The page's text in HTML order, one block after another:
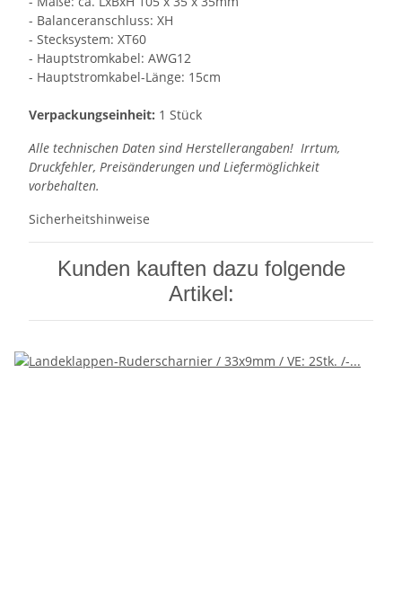
- Balanceranschluss: XH
- Stecksystem: XT60
- Hauptstromkabel: AWG12
- Hauptstromkabel-Länge: 15cm
Verpackungseinheit: 1 Stück
Alle technischen Daten sind Herstellerangaben! Irrtum,
Druckfehler, Preisänderungen und Liefermöglichkeit
vorbehalten.
Sicherheitshinweise
Kunden kauften dazu folgende
Artikel: